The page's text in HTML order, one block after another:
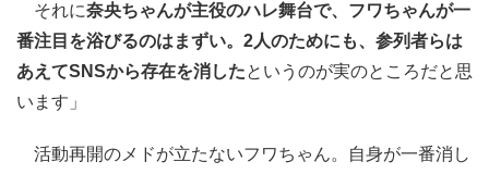
それに奈央ちゃんが主役のハレ舞台で、フワちゃんが一
番注目を浴びるのはまずい。2人のためにも、参列者らは
あえてSNSから存在を消したというのが実のところだと思
います」
活動再開のメドが立たないフワちゃん。自身が一番消し